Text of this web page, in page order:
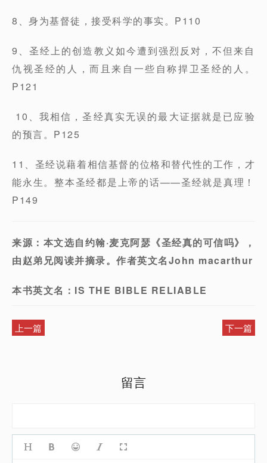
8、身为基督徒，接受科学的事实。P110
9、圣经上的创造教义如今遭到强烈反对，不但来自
仇视圣经的人，而且来自一些自称捍卫圣经的人。
P121
10、我相信，圣经真实无误的最大证据就是已应验
的预言。P125
11、圣经说藉着相信基督的位格和替代性的工作，才
能永生。整本圣经都是上帝的话——圣经就是真理！
P149
来源：本文选自约翰·麦克阿瑟 《圣经真的可信吗》，
由赵弟兄阅读并摘录。作者英文名John macarthur
本书英文名： IS THE BIBLE RELIABLE
上一篇 下一篇
留言